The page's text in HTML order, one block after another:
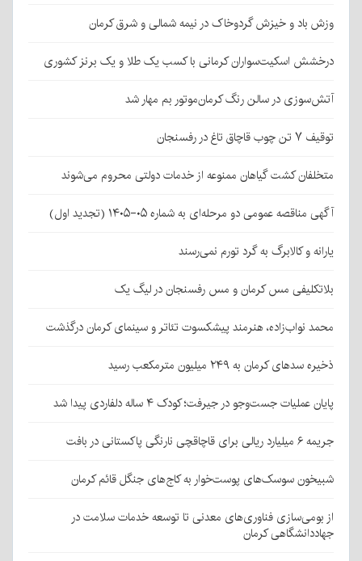
وزش باد و خیزش گردوخاک در نیمه شمالی و شرق کرمان
درخشش اسکیت‌سواران کرمانی با کسب یک طلا و یک برنز کشوری
آتش‌سوزی در سالن رنگ کرمان‌موتور بم مهار شد
توقیف ۷ تن چوب قاچاق تاغ در رفسنجان
متخلفان کشت گیاهان ممنوعه از خدمات دولتی محروم می‌شوند
آگهی مناقصه عمومی دو مرحله‌ای به شماره ۰۵-۱۴۰۵ (تجدید اول)
یارانه و کالابرگ به گرد تورم نمی‌رسند
بلاتکلیفی مس کرمان و مس رفسنجان در لیگ یک
محمد نواب‌زاده، هنرمند پیشکسوت تئاتر و سینمای کرمان درگذشت
ذخیره سدهای کرمان به ۲۴۹ میلیون مترمکعب رسید
پایان عملیات جست‌وجو در جیرفت؛ کودک ۴ ساله دلفاردی پیدا شد
جریمه ۶ میلیارد ریالی برای قاچاقچی نارنگی پاکستانی در بافت
شبیخون سوسک‌های پوست‌خوار به کاج‌های جنگل قائم کرمان
از بومی‌سازی فناوری‌های معدنی تا توسعه خدمات سلامت در
جهاددانشگاهی کرمان